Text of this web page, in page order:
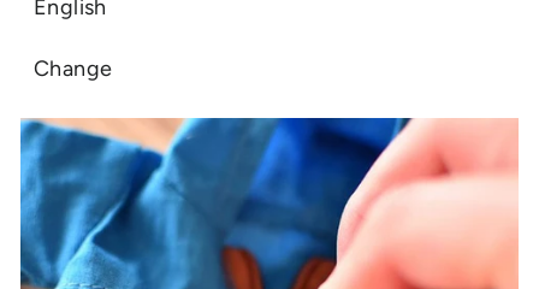
English
Change